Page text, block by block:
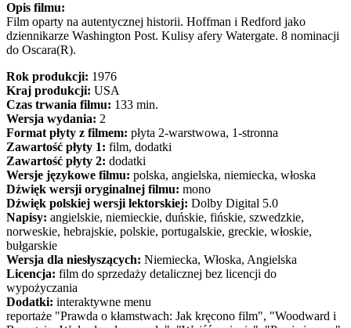
Opis filmu:
Film oparty na autentycznej historii. Hoffman i Redford jako
dziennikarze Washington Post. Kulisy afery Watergate. 8 nominacji
do Oscara(R).
Rok produkcji: 1976
Kraj produkcji: USA
Czas trwania filmu: 133 min.
Wersja wydania: 2
Format płyty z filmem: płyta 2-warstwowa, 1-stronna
Zawartość płyty 1: film, dodatki
Zawartość płyty 2: dodatki
Wersje językowe filmu: polska, angielska, niemiecka, włoska
Dźwięk wersji oryginalnej filmu: mono
Dźwięk polskiej wersji lektorskiej: Dolby Digital 5.0
Napisy: angielskie, niemieckie, duńskie, fińskie, szwedzkie,
norweskie, hebrajskie, polskie, portugalskie, greckie, włoskie,
bułgarskie
Wersja dla niesłyszących: Niemiecka, Włoska, Angielska
Licencja: film do sprzedaży detalicznej bez licencji do
wypożyczania
Dodatki: interaktywne menu
reportaże "Prawda o kłamstwach: Jak kręcono film", "Woodward i